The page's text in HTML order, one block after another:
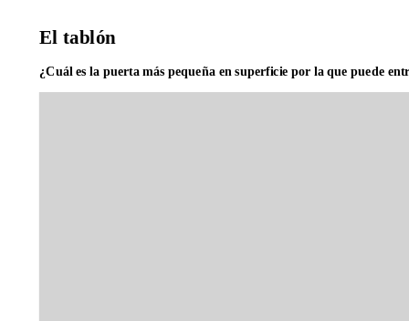
El tablón
¿Cuál es la puerta más pequeña en superficie por la que puede